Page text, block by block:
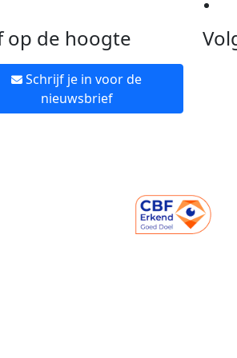
op de hoogte
Schrijf je in voor de
nieuwsbrief